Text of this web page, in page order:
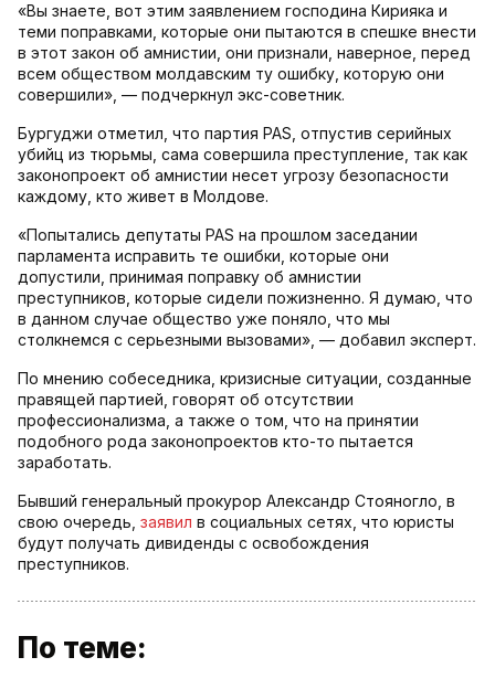
«Вы знаете, вот этим заявлением господина Кирияка и
теми поправками, которые они пытаются в спешке внести
в этот закон об амнистии, они признали, наверное, перед
всем обществом молдавским ту ошибку, которую они
совершили», — подчеркнул экс-советник.
Бургуджи отметил, что партия PAS, отпустив серийных
убийц из тюрьмы, сама совершила преступление, так как
законопроект об амнистии несет угрозу безопасности
каждому, кто живет в Молдове.
«Попытались депутаты PAS на прошлом заседании
парламента исправить те ошибки, которые они
допустили, принимая поправку об амнистии
преступников, которые сидели пожизненно. Я думаю, что
в данном случае общество уже поняло, что мы
столкнемся с серьезными вызовами», — добавил эксперт.
По мнению собеседника, кризисные ситуации, созданные
правящей партией, говорят об отсутствии
профессионализма, а также о том, что на принятии
подобного рода законопроектов кто-то пытается
заработать.
Бывший генеральный прокурор Александр Стояногло, в
свою очередь, заявил в социальных сетях, что юристы
будут получать дивиденды с освобождения
преступников.
По теме: